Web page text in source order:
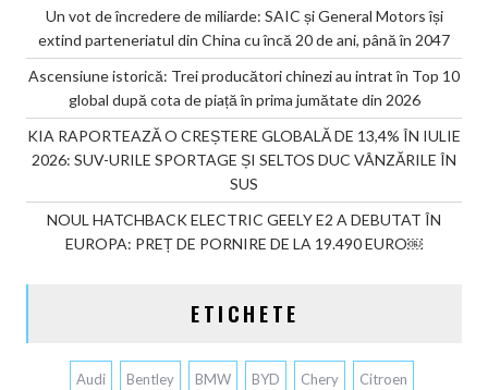
Un vot de încredere de miliarde: SAIC și General Motors își
extind parteneriatul din China cu încă 20 de ani, până în 2047
Ascensiune istorică: Trei producători chinezi au intrat în Top 10
global după cota de piață în prima jumătate din 2026
KIA RAPORTEAZĂ O CREȘTERE GLOBALĂ DE 13,4% ÎN IULIE
2026: SUV-URILE SPORTAGE ȘI SELTOS DUC VÂNZĂRILE ÎN
SUS
NOUL HATCHBACK ELECTRIC GEELY E2 A DEBUTAT ÎN
EUROPA: PREȚ DE PORNIRE DE LA 19.490 EURO￼
ETICHETE
Audi Bentley BMW BYD Chery Citroen